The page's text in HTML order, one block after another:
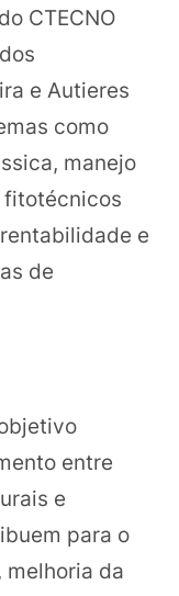
CTECNO
e Autieres
como
manejo
fitotécnicos
e
de
entre
e
para o
da